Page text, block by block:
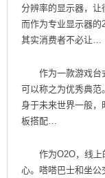
分辨率的显示器，让
而作为专业显示器的
其实消费者不必让…
作为一款游戏台式
可以称之为优秀典范
身于未来世界一般
板搭配…
作为O2O，线上
心。嗒嗒巴士和坐公